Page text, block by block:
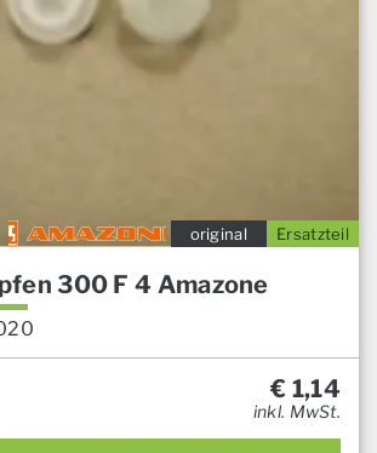
Ersatzteil
original
300 F 4 Amazone
€ 1,14
inkl. MwSt.